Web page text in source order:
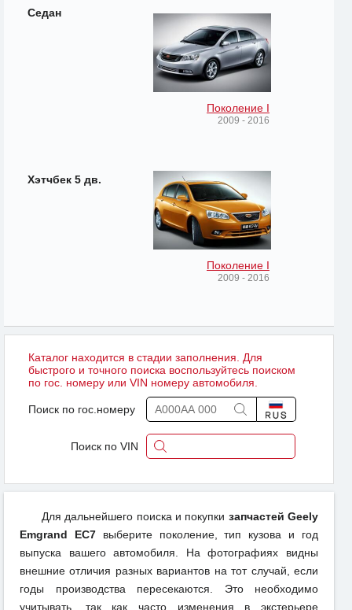
Седан
Поколение I
2009 - 2016
Хэтчбек 5 дв.
Поколение I
2009 - 2016
Каталог находится в стадии заполнения. Для
быстрого и точного поиска воспользуйтесь поиском
по гос. номеру или VIN номеру автомобиля.
Поиск по гос.номеру
Поиск по VIN
Для дальнейшего поиска и покупки запчастей Geely
Emgrand EC7выберите поколение, тип кузова и год
выпуска вашего автомобиля. На фотографиях видны
внешние отличия разных вариантов на тот случай, если
годы производства пересекаются. Это необходимо
учитывать, так как часто изменения в экстерьере